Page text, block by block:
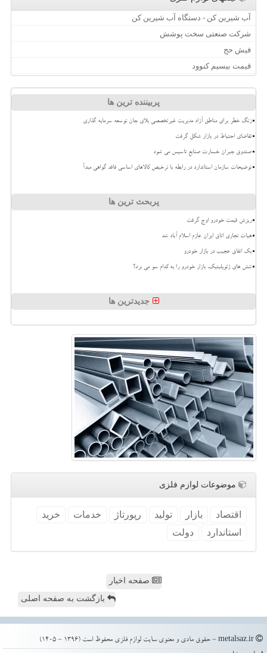
آب شیرین کن - دستگاه آب شیرین کن
شرکت صنعتی سخت پوشش
فیش حج
قیمت بیسیم کنوود
پربیننده ترین ها
زنگ خطر برای مناطق آزاد مدیریت غیرتخصصی بلای جان توسعه سرمایه گذاری
تقاضای احتیاط در بازار شکل گرفت
صندوق جبران خسارت صنایع تاسیس می شود
توضیحات سازمان استاندارد در رابطه با ترخیص کالاهای اساسی فاقد گواهی مبدأ
پربحث ترین ها
ریزش قیمت خودرو اوج گرفت
هیات تجاری اتاق ایران عازم اسلام آباد شد
بک اتفاق عجیب در بازار خودرو
تنش های ژئوپلیتیک، بازار خودرو را به کدام سو می برد؟
جدیدترین ها
موضوعات لوازم فلزی
اقتصاد بازار تولید رپورتاژ خدمات
خرید
استاندارد
دولت
صفحه اخبار
بازگشت به صفحه اصلی